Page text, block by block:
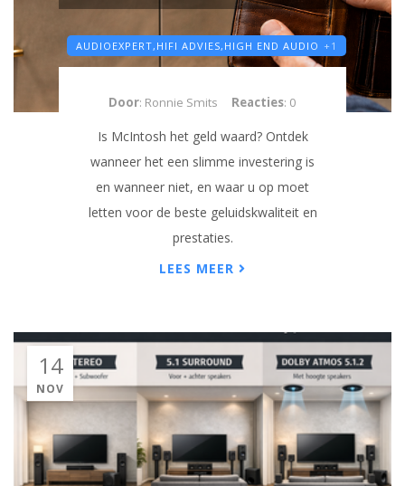
AUDIOEXPERT, HIFI ADVIES, HIGH END AUDIO +1
Door: Ronnie Smits Reacties: 0
Is McIntosh het geld waard? Ontdek
wanneer het een slimme investering is
en wanneer niet, en waar u op moet
letten voor de beste geluidskwaliteit en
prestaties.
LEES MEER
14
NOV